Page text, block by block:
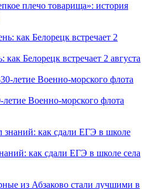
плечо товарища»: история
Белорецк встречает 2 августа
Военно-морского флота
как сдали ЕГЭ в школе села